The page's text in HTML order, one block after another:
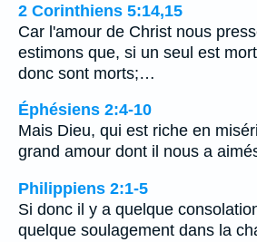
2 Corinthiens 5:14,15
Car l'amour de Christ nous
estimons que, si un seul est
donc sont morts;…
Éphésiens 2:4-10
Mais Dieu, qui est riche en
grand amour dont il nous a
Philippiens 2:1-5
Si donc il y a quelque
quelque soulagement dans la